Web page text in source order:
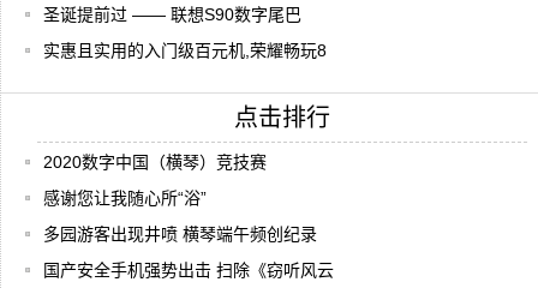
圣诞提前过 —— 联想S90数字尾巴
实惠且实用的入门级百元机,荣耀畅玩8
点击排行
2020数字中国（横琴）竞技赛
感谢您让我随心所“浴”
多园游客出现井喷 横琴端午频创纪录
国产安全手机强势出击 扫除《窃听风云